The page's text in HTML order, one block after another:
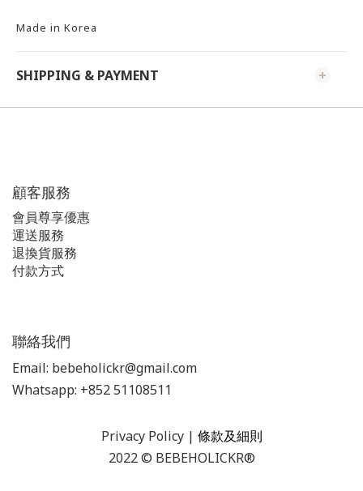
Made in Korea
SHIPPING & PAYMENT
顧客服務
會員尊享優惠
運送服務
退換貨服務
付款方式
聯絡我們
Email: bebeholickr@gmail.com
Whatsapp: +852 51108511
Privacy Policy| 條款及細則
2022 © BEBEHOLICKR®